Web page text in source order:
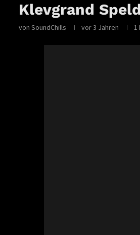
Klevgrand
von SoundChills vor 3 Jahren 1